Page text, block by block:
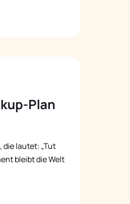
Plan
die lautet: „Tut
bleibt die Welt